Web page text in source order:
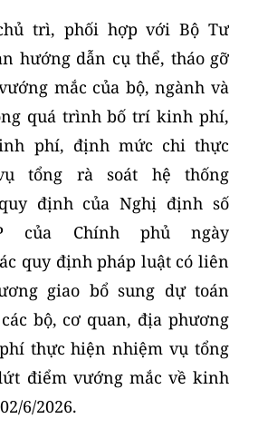
trì, phối hợp với Bộ Tư
hướng dẫn cụ thể, tháo gỡ
mắc của bộ, ngành và
quá trình bố trí kinh phí,
phí, định mức chi thực
tổng rà soát hệ thống
quy định của Nghị định số
CP của Chính phủ ngày
quy định pháp luật có liên
giao bổ sung dự toán
bộ, cơ quan, địa phương
thực hiện nhiệm vụ tổng
điểm vướng mắc về kinh
6/2026.